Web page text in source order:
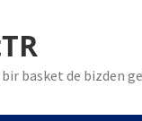
basket de bizden